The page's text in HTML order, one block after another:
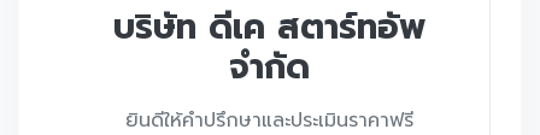
บริษัท ดีเค สตาร์ทอัพ
จำกัด
ยินดีให้คำปรึกษาและประเมินราคาฟรี